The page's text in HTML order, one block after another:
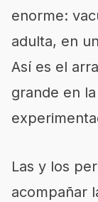
enorme:
adulta, en
Así es el
grande en
Las y los
acompañar